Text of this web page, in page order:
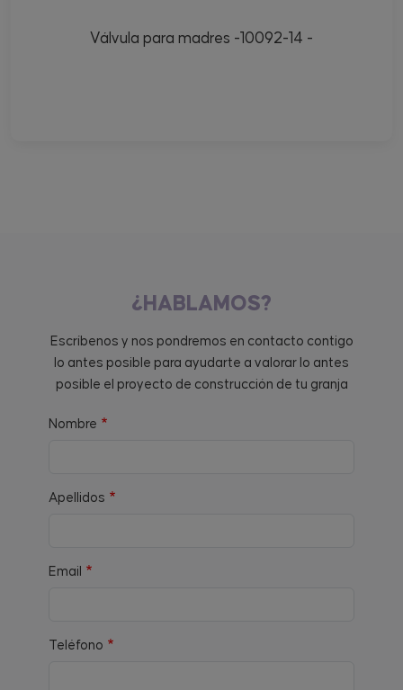
Válvula para madres -10092-14 -
¿HABLAMOS?
Escríbenos y nos pondremos en contacto contigo
lo antes posible para ayudarte a valorar lo antes
posible el proyecto de construcción de tu granja
Nombre
Apellidos
Email
Teléfono